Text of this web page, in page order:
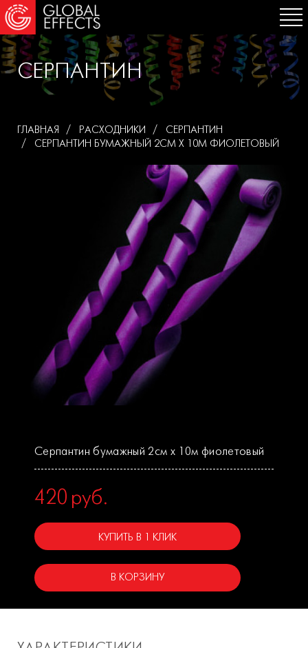
СЕРПАНТИН
ГЛАВНАЯ РАСХОДНИКИ
СЕРПАНТИН
СЕРПАНТИН БУМАЖНЫЙ 2СМ Х 10М ФИОЛЕТОВЫЙ
Серпантин бумажный 2см х 10м фиолетовый
420 руб.
КУПИТЬ В 1 КЛИК
В КОРЗИНУ